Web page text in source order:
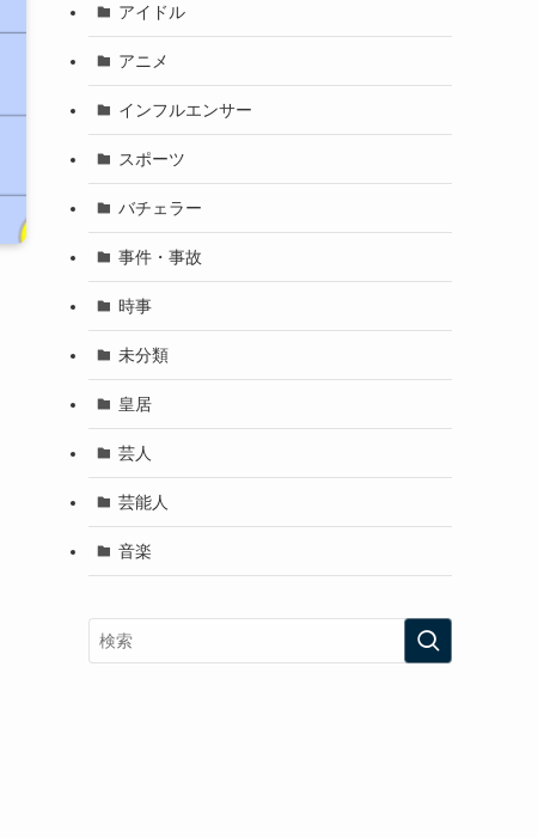
アイドル
アニメ
インフルエンサー
スポーツ
バチェラー
事件・事故
時事
未分類
皇居
芸人
芸能人
音楽